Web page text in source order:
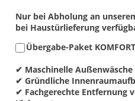
Nur bei Abholung an
bei Haustürlieferung
Übergabe-Paket KOMFORT
✔ Maschinelle Außenwäsche
✔ Gründliche
✔ Fachgerechte Entfernung